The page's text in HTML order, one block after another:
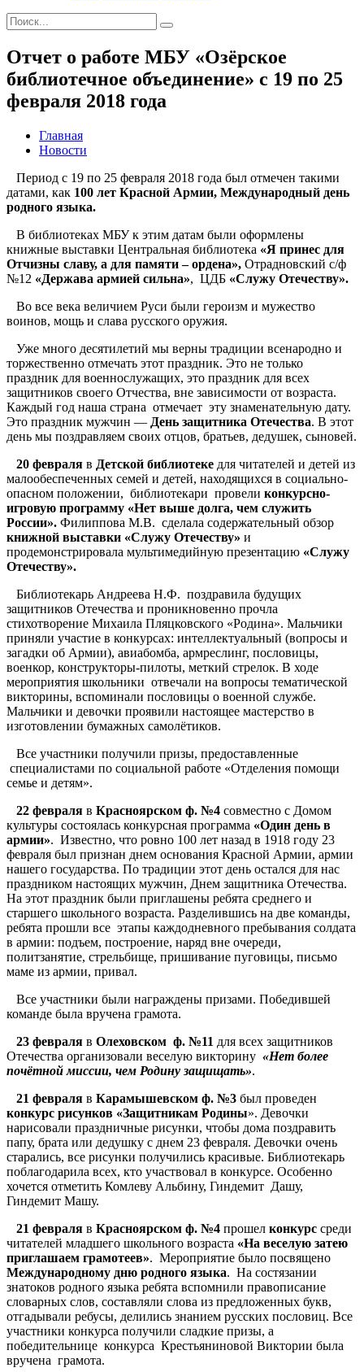
Отчет о работе МБУ «Озёрское
библиотечное объединение» с 19 по 25
февраля 2018 года
Главная
Новости
Период с 19 по 25 февраля 2018 года был отмечен такими
датами, как 100 лет Красной Армии, Международный день
родного языка.
В библиотеках МБУ к этим датам были оформлены
книжные выставки Центральная библиотека «Я принес для
Отчизны славу, а для памяти – ордена», Отрадновский с/ф
№12 «Держава армией сильна», ЦДБ «Служу Отечеству».
Во все века величием Руси были героизм и мужество
воинов, мощь и слава русского оружия.
Уже много десятилетий мы верны традиции всенародно и
торжественно отмечать этот праздник. Это не только
праздник для военнослужащих, это праздник для всех
защитников своего Отчества, вне зависимости от возраста.
Каждый год наша страна отмечает эту знаменательную дату.
Это праздник мужчин — День защитника Отечества. В этот
день мы поздравляем своих отцов, братьев, дедушек, сыновей.
20 февраля в Детской библиотеке для читателей и детей из
малообеспеченных семей и детей, находящихся в социально-
опасном положении, библиотекари провели конкурсно-
игровую программу «Нет выше долга, чем служить
России». Филиппова М.В. сделала содержательный обзор
книжной выставки «Служу Отечеству» и
продемонстрировала мультимедийную презентацию «Служу
Отечеству».
Библиотекарь Андреева Н.Ф. поздравила будущих
защитников Отечества и проникновенно прочла
стихотворение Михаила Пляцковского «Родина». Мальчики
приняли участие в конкурсах: интеллектуальный (вопросы и
загадки об Армии), авиабомба, армреслинг, пословицы,
военкор, конструкторы-пилоты, меткий стрелок. В ходе
мероприятия школьники отвечали на вопросы тематической
викторины, вспоминали пословицы о военной службе.
Мальчики и девочки проявили настоящее мастерство в
изготовлении бумажных самолётиков.
Все участники получили призы, предоставленные
специалистами по социальной работе «Отделения помощи
семье и детям».
22 февраля в Красноярском ф. №4 совместно с Домом
культуры состоялась конкурсная программа «Один день в
армии». Известно, что ровно 100 лет назад в 1918 году 23
февраля был признан днем основания Красной Армии, армии
нашего государства. По традиции этот день остался для нас
праздником настоящих мужчин, Днем защитника Отечества.
На этот праздник были приглашены ребята среднего и
старшего школьного возраста. Разделившись на две команды,
ребята прошли все этапы каждодневного пребывания солдата
в армии: подъем, построение, наряд вне очереди,
политзанятие, стрельбище, пришивание пуговицы, письмо
маме из армии, привал.
Все участники были награждены призами. Победившей
команде была вручена грамота.
23 февраля в Олеховском ф. №11 для всех защитников
Отечества организовали веселую викторину «Нет более
почётной миссии, чем Родину защищать».
21 февраля в Карамышевском ф. №3 был проведен
конкурс рисунков «Защитникам Родины». Девочки
нарисовали праздничные рисунки, чтобы дома поздравить
папу, брата или дедушку с днем 23 февраля. Девочки очень
старались, все рисунки получились красивые. Библиотекарь
поблагодарила всех, кто участвовал в конкурсе. Особенно
хочется отметить Комлеву Альбину, Гиндемит Дашу,
Гиндемит Машу.
21 февраля в Красноярском ф. №4 прошел конкурс среди
читателей младшего школьного возраста «На веселую затею
приглашаем грамотеев». Мероприятие было посвящено
Международному дню родного языка. На состязании
знатоков родного языка ребята вспомнили правописание
словарных слов, составляли слова из предложенных букв,
отгадывали ребусы, делились знанием русских пословиц. Все
участники конкурса получили сладкие призы, а
победительнице конкурса Крестьяниновой Виктории была
вручена грамота.